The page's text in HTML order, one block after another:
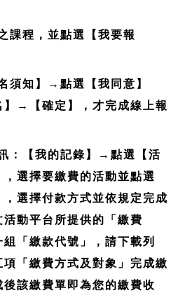
課程，並點選【我要報
須知】→點選【我同意】
→【確定】，才完成線上報
：【我的記錄】→點選【活
選擇要繳費的活動並點選
，選擇付款方式並依規定完成
活動平台所提供的「繳費
「繳款代號」，請下載列
項「繳費方式及對象」完成繳
後該繳費單即為您的繳費收